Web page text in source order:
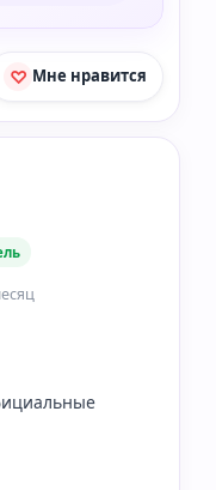
Мне нравится